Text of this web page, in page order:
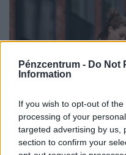
Pénzcentrum - Do Not
Information
If you wish to opt-out of
processing of your
targeted advertising by us,
section to confirm your